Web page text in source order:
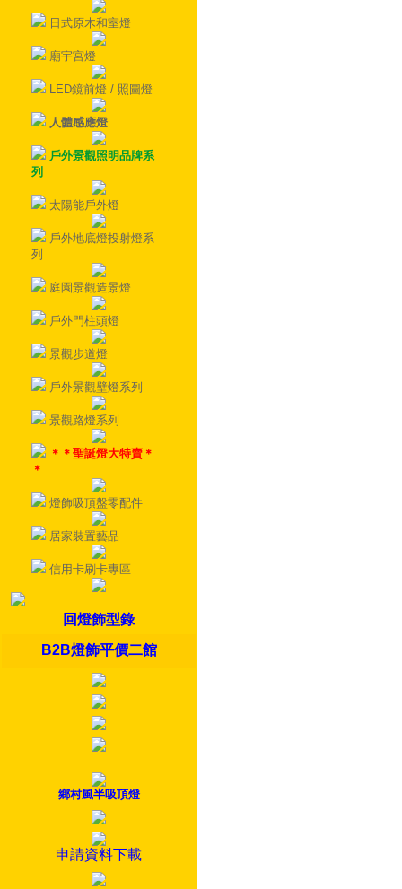
日式原木和室燈
廟宇宮燈
LED鏡前燈 / 照圖燈
人體感應燈
戶外景觀照明品牌系
列
太陽能戶外燈
戶外地底燈投射燈系
列
庭園景觀造景燈
戶外門柱頭燈
景觀步道燈
戶外景觀壁燈系列
景觀路燈系列
＊＊聖誕燈大特賣＊
＊
燈飾吸頂盤零配件
居家裝置藝品
信用卡刷卡專區
回燈飾型錄
B2B燈飾平價二館
鄉村風半吸頂燈
申請資料下載